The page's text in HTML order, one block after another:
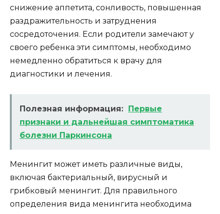
снижение аппетита, сонливость, повышенная
раздражительность и затруднения
сосредоточения. Если родители замечают у
своего ребенка эти симптомы, необходимо
немедленно обратиться к врачу для
диагностики и лечения.
Полезная информация: Первые
признаки и дальнейшая симптоматика
болезни Паркинсона
Менингит может иметь различные виды,
включая бактериальный, вирусный и
грибковый менингит. Для правильного
определения вида менингита необходима